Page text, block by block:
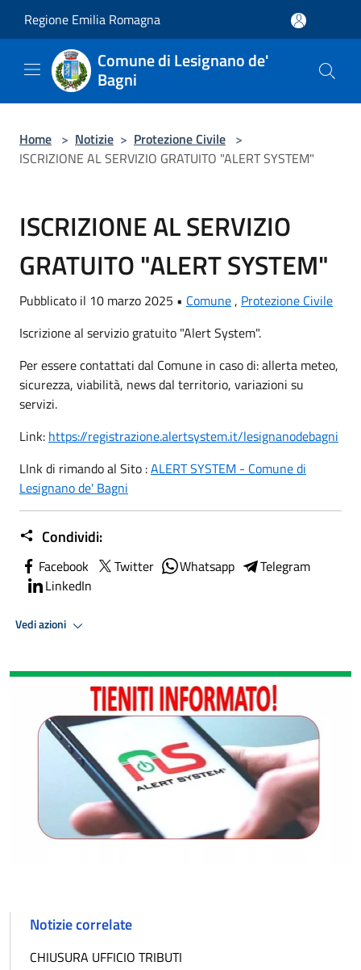
Regione Emilia Romagna
Comune di Lesignano de'
Bagni
Home > Notizie > Protezione Civile >
ISCRIZIONE AL SERVIZIO GRATUITO "ALERT SYSTEM"
ISCRIZIONE AL SERVIZIO
GRATUITO "ALERT SYSTEM"
Pubblicato il 10 marzo 2025 • Comune , Protezione Civile
Iscrizione al servizio gratuito "Alert System".
Per essere contattati dal Comune in caso di: allerta meteo,
sicurezza, viabilità, news dal territorio, variazioni su
servizi.
Link: https://registrazione.alertsystem.it/lesignanodebagni
LInk di rimando al Sito :ALERT SYSTEM - Comune di
Lesignano de' Bagni
Condividi:
Facebook Twitter Whatsapp
Telegram
LinkedIn
Vedi azioni
Notizie correlate
CHIUSURA UFFICIO TRIBUTI